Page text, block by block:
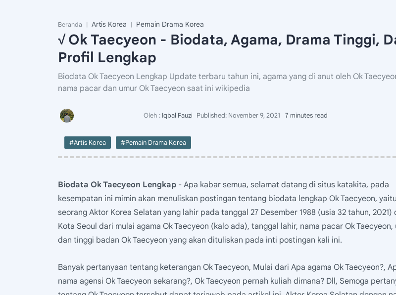
Beranda Artis Korea Pemain Drama Korea
√ Ok Taecyeon - Biodata, Agama, Drama Tinggi,
Profil Lengkap
Biodata Ok Taecyeon Lengkap Update terbaru tahun ini, agama yang di anut oleh Ok
nama pacar dan umur Ok Taecyeon saat ini wikipedia
7 minutes read
#Artis Korea #Pemain Drama Korea
Biodata Ok Taecyeon Lengkap - Apa kabar semua, selamat datang di situs katakita, pada
kesempatan ini mimin akan menuliskan postingan tentang biodata lengkap Ok Taecyeon, yaitu
seorang Aktor Korea Selatan yang lahir pada tanggal 27 Desember 1988 (usia 32 tahun, 2021)
Kota Seoul dari mulai agama Ok Taecyeon (kalo ada), tanggal lahir, nama pacar Ok Taecyeon,
dan tinggi badan Ok Taecyeon yang akan dituliskan pada inti postingan kali ini.
Banyak pertanyaan tentang keterangan Ok Taecyeon, Mulai dari Apa agama Ok Taecyeon?,
nama agensi Ok Taecyeon sekarang?, Ok Taecyeon pernah kuliah dimana? Dll, Semoga